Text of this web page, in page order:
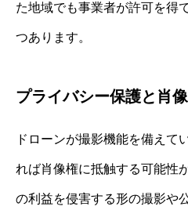
た地域でも事業者が許可を得
つあります。
プライバシー保護と肖
ドローンが撮影機能を備えて
れば肖像権に抵触する可能性
の利益を侵害する形の撮影や